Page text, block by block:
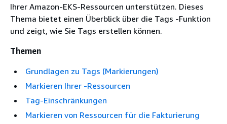
Ihrer Amazon-EKS-Ressourcen unterstützen. Dieses
Thema bietet einen Überblick über die Tags -Funktion
und zeigt, wie Sie Tags erstellen können.
Themen
Grundlagen zu Tags (Markierungen)
Markieren Ihrer -Ressourcen
Tag-Einschränkungen
Markieren von Ressourcen für die Fakturierung